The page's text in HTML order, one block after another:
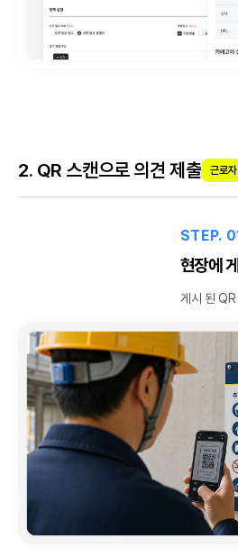
2. QR 스캔으로 의견 제출 근로자
STEP.
현장에
게시 된